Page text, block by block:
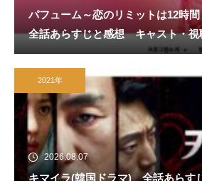
パフューム～恋のリミットは12時
全話あらすじと感想 キャスト・視
2021年
2026.08.07
キマイラ(韓国ドラマ) 全話あらす